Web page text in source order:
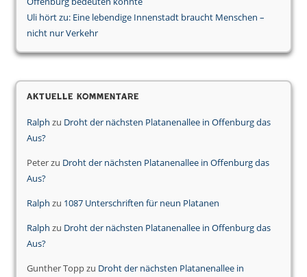
Uli hört zu: Eine lebendige Innenstadt braucht Menschen –
nicht nur Verkehr
Aktuelle Kommentare
Ralph zu Droht der nächsten Platanenallee in Offenburg das
Aus?
Peterzu Droht der nächsten Platanenallee in Offenburg das
Aus?
Ralph zu 1087 Unterschriften für neun Platanen
Ralph zu Droht der nächsten Platanenallee in Offenburg das
Aus?
Gunther Toppzu Droht der nächsten Platanenallee in